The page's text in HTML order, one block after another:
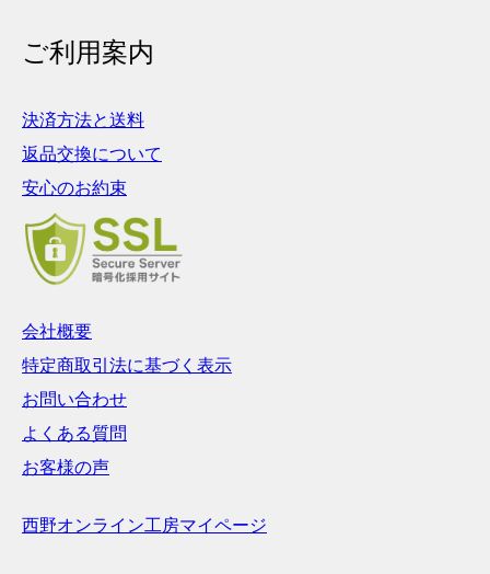
ご利用案内
決済方法と送料
返品交換について
安心のお約束
会社概要
特定商取引法に基づく表示
お問い合わせ
よくある質問
お客様の声
西野オンライン工房マイページ